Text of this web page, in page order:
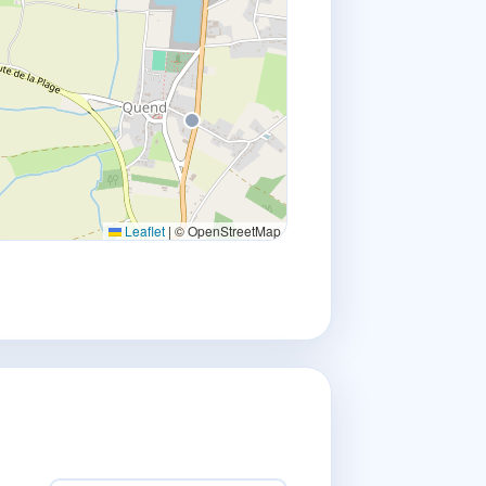
Leaflet | © OpenStreetMap